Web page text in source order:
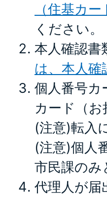
（住基カ
ください。
本人確認書
は、本人
個人番号カ
カード（お
(注意)転入
(注意)個人
市民課のみ
代理人が届